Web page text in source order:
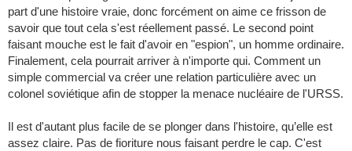
part d'une histoire vraie, donc forcément on aime ce frisson de
savoir que tout cela s'est réellement passé. Le second point
faisant mouche est le fait d'avoir en "espion", un homme ordinaire.
Finalement, cela pourrait arriver à n'importe qui. Comment un
simple commercial va créer une relation particulière avec un
colonel soviétique afin de stopper la menace nucléaire de l'URSS.
Il est d'autant plus facile de se plonger dans l'histoire, qu’elle est
assez claire. Pas de fioriture nous faisant perdre le cap. C'est